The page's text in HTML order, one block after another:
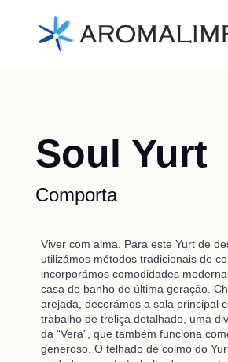
Soul Yurt
Comporta
Viver com alma. Para este Yurt de
utilizámos métodos tradicionais de
incorporámos comodidades
casa de banho de última geração.
arejada, decorámos a sala principal
trabalho de treliça detalhado, uma
da “Vera”, que também funciona
generoso. O telhado de colmo do